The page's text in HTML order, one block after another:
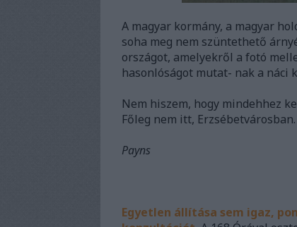
A magyar kormány, a magyar
soha meg nem szüntethető
országot, amelyekről a fotó
hasonlóságot mutat- nak a náci
Nem hiszem, hogy mindehhez
Főleg nem itt, Erzsébetvárosban.
Payns
Egyetlen állítása sem igaz,